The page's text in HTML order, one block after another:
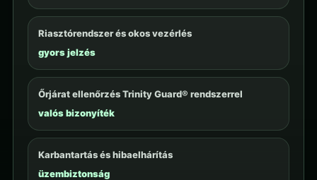
Riasztórendszer és okos vezérlés
gyors jelzés
Őrjárat ellenőrzés Trinity Guard® rendszerrel
valós bizonyíték
Karbantartás és hibaelhárítás
üzembiztonság